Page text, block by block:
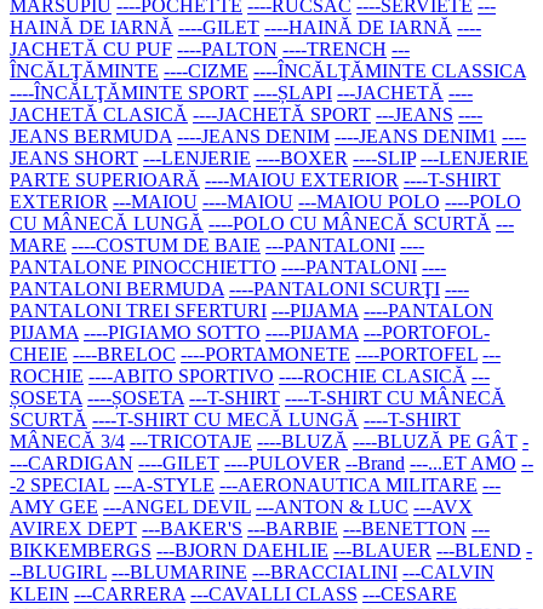
MARSUPIU ----POCHETTE ----RUCSAC ----SERVIETE ---
HAINĂ DE IARNĂ ----GILET ----HAINĂ DE IARNĂ ----
JACHETĂ CU PUF ----PALTON ----TRENCH ---
ÎNCĂLŢĂMINTE ----CIZME ----ÎNCĂLŢĂMINTE CLASSICA
----ÎNCĂLŢĂMINTE SPORT ----ȘLAPI ---JACHETĂ ----
JACHETĂ CLASICĂ ----JACHETĂ SPORT ---JEANS ----
JEANS BERMUDA ----JEANS DENIM ----JEANS DENIM1 ----
JEANS SHORT ---LENJERIE ----BOXER ----SLIP ---LENJERIE
PARTE SUPERIOARĂ ----MAIOU EXTERIOR ----T-SHIRT
EXTERIOR ---MAIOU ----MAIOU ---MAIOU POLO ----POLO
CU MÂNECĂ LUNGĂ ----POLO CU MÂNECĂ SCURTĂ ---
MARE ----COSTUM DE BAIE ---PANTALONI ----
PANTALONE PINOCCHIETTO ----PANTALONI ----
PANTALONI BERMUDA ----PANTALONI SCURŢI ----
PANTALONI TREI SFERTURI ---PIJAMA ----PANTALON
PIJAMA ----PIGIAMO SOTTO ----PIJAMA ---PORTOFOL-
CHEIE ----BRELOC ----PORTAMONETE ----PORTOFEL ---
ROCHIE ----ABITO SPORTIVO ----ROCHIE CLASICĂ ---
ȘOSETA ----ȘOSETA ---T-SHIRT ----T-SHIRT CU MÂNECĂ
SCURTĂ ----T-SHIRT CU MECĂ LUNGĂ ----T-SHIRT
MÂNECĂ 3/4 ---TRICOTAJE ----BLUZĂ ----BLUZĂ PE GÂT -
---CARDIGAN ----GILET ----PULOVER --Brand ---...ET AMO --
-2 SPECIAL ---A-STYLE ---AERONAUTICA MILITARE ---
AMY GEE ---ANGEL DEVIL ---ANTON & LUC ---AVX
AVIREX DEPT ---BAKER'S ---BARBIE ---BENETTON ---
BIKKEMBERGS ---BJORN DAEHLIE ---BLAUER ---BLEND -
--BLUGIRL ---BLUMARINE ---BRACCIALINI ---CALVIN
KLEIN ---CARRERA ---CAVALLI CLASS ---CESARE